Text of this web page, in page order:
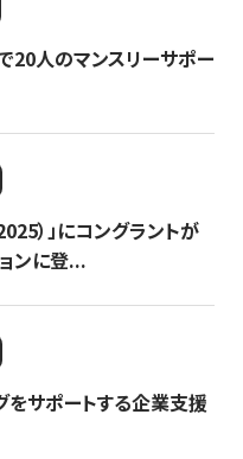
20人のマンスリーサポー
）」にコングラントが
ンに登...
サポートする企業支援